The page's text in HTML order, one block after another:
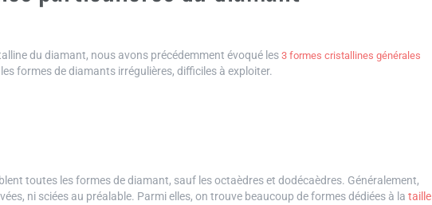
du diamant, nous avons précédemment évoqué les 3 formes cristallines générales
formes de diamants irrégulières, difficiles à exploiter.
toutes les formes de diamant, sauf les octaèdres et dodécaèdres. Généralement,
ni sciées au préalable. Parmi elles, on trouve beaucoup de formes dédiées à la taille